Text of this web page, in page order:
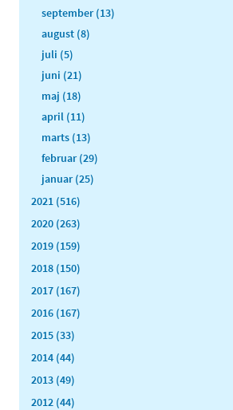
september (13)
august (8)
juli (5)
juni (21)
maj (18)
april (11)
marts (13)
februar (29)
januar (25)
2021 (516)
2020 (263)
2019 (159)
2018 (150)
2017 (167)
2016 (167)
2015 (33)
2014 (44)
2013 (49)
2012 (44)